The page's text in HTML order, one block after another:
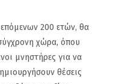
200 ετών, θα
χώρα, όπου
μνηστήρες για να
θέσεις